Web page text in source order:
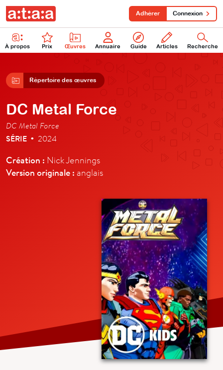
À propos Prix Œuvres Annuaire Guide Articles Recherche
Adhérer Connexion
Répertoire des œuvres
DC Metal Force
DC Metal Force
SÉRIE • 2024
Création : Nick Jennings
Version originale : anglais